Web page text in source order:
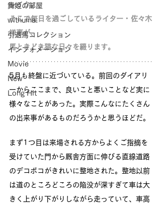
舞姫の部屋
withuma.
引退馬コレクション
インフォメーション
Movie
New
Long Hit
レイク。
そこで毎日を過ごしているライター・佐々木
祥恵が、
馬ときどき猫な日々を綴ります。
5月も終盤に近づいている。前回のダイアリ
ーからここまで、良いこと悪いことなど実に
様々なことがあった。実際こんなにたくさん
の出来事があるものだろうかと思うほどだ。
まず1つ目は来場される方からよくご指摘を
受けていた門から厩舎方面に伸びる直線道路
のデコボコがきれいに整地された。整地以前
は道のところどころの陥没が深すぎて車は大
きく上がり下がりしながら走っていて、車高